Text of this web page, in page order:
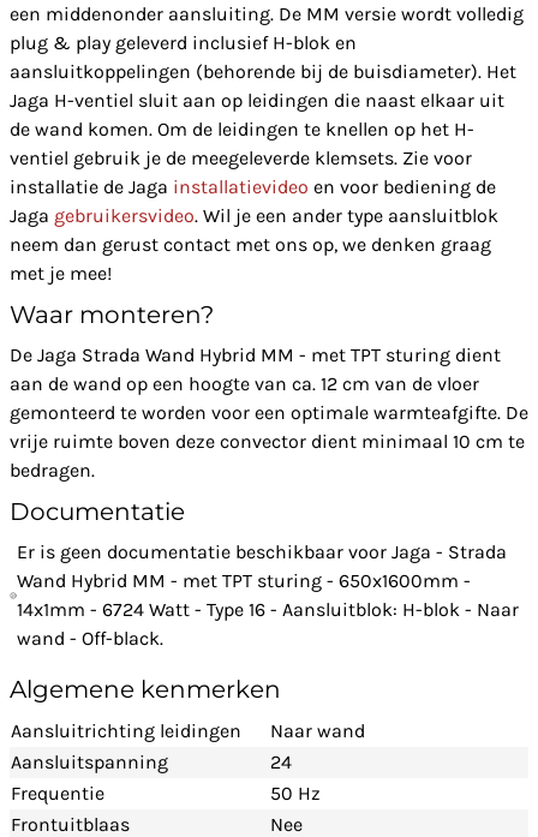
een middenonder aansluiting. De MM versie wordt volledig
plug & play geleverd inclusief H-blok en
aansluitkoppelingen (behorende bij de buisdiameter). Het
Jaga H-ventiel sluit aan op leidingen die naast elkaar uit
de wand komen. Om de leidingen te knellen op het H-
ventiel gebruik je de meegeleverde klemsets. Zie voor
installatie de Jaga installatievideo en voor bediening de
Jaga gebruikersvideo. Wil je een ander type aansluitblok
neem dan gerust contact met ons op, we denken graag
met je mee!
Waar monteren?
De Jaga Strada Wand Hybrid MM - met TPT sturing dient
aan de wand op een hoogte van ca. 12 cm van de vloer
gemonteerd te worden voor een optimale warmteafgifte. De
vrije ruimte boven deze convector dient minimaal 10 cm te
bedragen.
Documentatie
Er is geen documentatie beschikbaar voor Jaga - Strada
Wand Hybrid MM - met TPT sturing - 650x1600mm -
14x1mm - 6724 Watt - Type 16 - Aansluitblok: H-blok - Naar
wand - Off-black.
Algemene kenmerken
Aansluitrichting leidingen
Naar wand
Aansluitspanning
24
Frequentie
50 Hz
Frontuitblaas
Nee